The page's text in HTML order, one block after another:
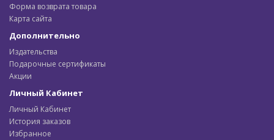
Форма возврата товара
Карта сайта
Дополнительно
Издательства
Подарочные сертификаты
Акции
Личный Кабинет
Личный Кабинет
История заказов
Избранное